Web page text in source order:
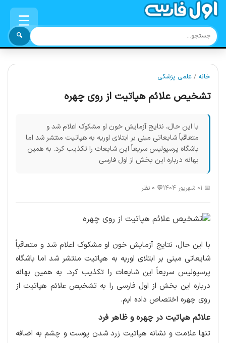
☰
🔍
خانه / علمی پزشکی
تشخیص علائم هپاتیت از روی چهره
با این حال، نتایج آزمایش خون او مشکوک اعلام شد و
متعاقباً شایعاتی مبنی بر ابتلای اوریه به هپاتیت منتشر شد اما
باشگاه پرسپولیس سریعاً این شایعات را تکذیب کرد. به همین
بهانه درباره این بخش از اول فارسی
📅 01 شهریور 1404 💬 0 نظر
با این حال، نتایج آزمایش خون او مشکوک اعلام شد و متعاقباً
شایعاتی مبنی بر ابتلای اوریه به هپاتیت منتشر شد اما باشگاه
پرسپولیس سریعاً این شایعات را تکذیب کرد. به همین بهانه
درباره این بخش از اول فارسی را به تشخیص علائم هپاتیت از
روی چهره اختصاص داده ایم.
علائم هپاتیت در چهره و ظاهر فرد
تنها علامت و نشانه هپاتیت زرد شدن پوست و چشم به اضافه